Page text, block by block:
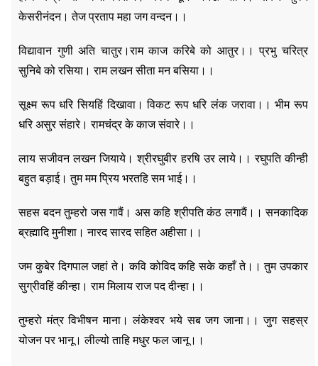
केसरीनंदन। तेज प्रताप महा जग वन्दन।।
विद्यावान गुणी अति चातुर।राम काज करिबे को आतुर।। प्रभु चरित्र
सुनिबे को रसिया। राम लखन सीता मन बसिया।।
सूक्ष्म रूप धरि सियहिं दिखावा। विकट रूप धरि लंक जरावा।। भीम रूप
धरि असुर संहारे। रामचंद्र के काज संवारे।।
लाय सजीवन लखन जियाये। श्रीरघुबीर हरषि उर लाये।। रघुपति कीन्ही
बहुत बड़ाई। तुम मम प्रिय भरतहि सम भाई।।
सहस बदन तुम्हरो जस गावैं। अस कहि श्रीपति कंठ लगावैं।। सनकादिक
ब्रह्मादि मुनीशा। नारद सारद सहित अहीसा।।
जम कुबेर दिगपाल जहां ते। कवि कोविद कहि सके कहाँ ते।। तुम उपकार
सुग्रीवहिं कीन्हा। राम मिलाय राज पद दीन्हा।।
तुम्हरो मंत्र विभीषन माना। लंकेश्वर भये सब जग जाना।। जुग सहस्र
योजन पर भानू। लील्यो ताहि मधुर फल जानू।।